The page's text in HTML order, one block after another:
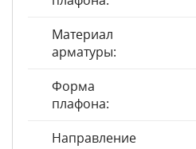
Материал
арматуры:
Форма
плафона:
Направление